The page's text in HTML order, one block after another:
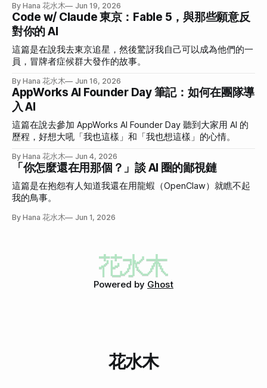
By Hana 花水木 Jun 19, 2026
Code w/ Claude 東京：Fable 5，與那些願意反
對你的 AI
這篇是在說我去東京追星，然後驚訝我自己可以成為他們的一
員，冒牌者症候群大發作的故事。
By Hana 花水木 Jun 16, 2026
AppWorks AI Founder Day 筆記：如何在團隊導
入 AI
這篇在說去參加 AppWorks AI Founder Day 聽到大家用 AI 的
歷程，好想大吼「我也這樣」和「我也想這樣」的心情。
By Hana 花水木 Jun 4, 2026
「你怎麼還在用那個？」談 AI 圈的鄙視鏈
這篇是在抱怨有人知道我還在用龍蝦（OpenClaw）就瞧不起
我的鳥事。
By Hana 花水木 Jun 1, 2026
Powered by Ghost
花水木